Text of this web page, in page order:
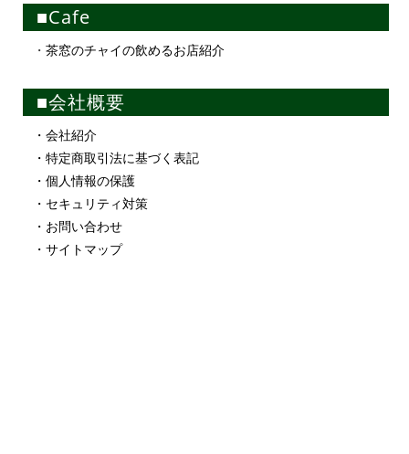
■Cafe
・茶窓のチャイの飲めるお店紹介
■会社概要
・会社紹介
・特定商取引法に基づく表記
・個人情報の保護
・セキュリティ対策
・お問い合わせ
・サイトマップ